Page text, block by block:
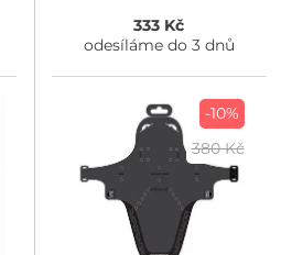
333 Kč
odesíláme do 3 dnů
-10%
380 Kč